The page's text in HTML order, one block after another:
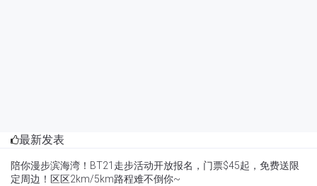
最新发表
陪你漫步滨海湾！BT21走步活动开放报名，门票$45起，免费送限
定周边！区区2km/5km路程难不倒你~